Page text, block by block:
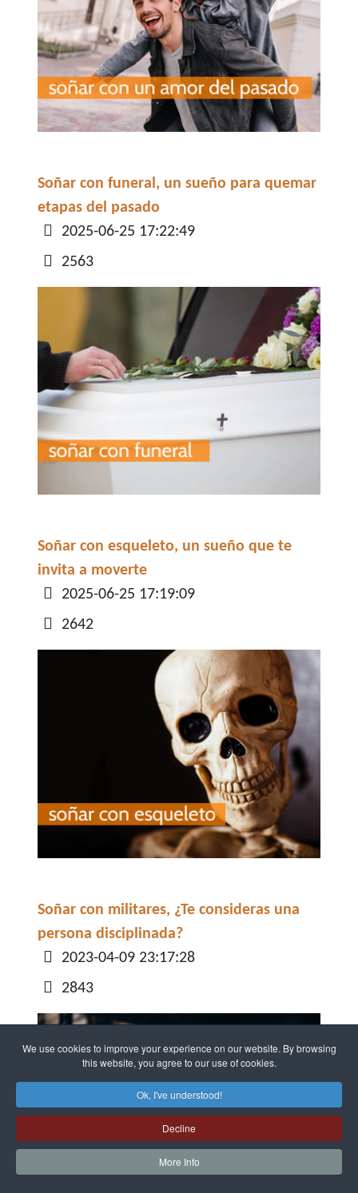
We use cookies to improve your experience on our website. By browsing
this website, you agree to our use of cookies.
Ok, I've understood!
Decline
More Info
Soñar con funeral, un sueño para quemar
etapas del pasado
Detalles
2025-06-25 17:22:49
2563
Soñar con esqueleto, un sueño que te
invita a moverte
Detalles
2025-06-25 17:19:09
2642
Soñar con militares, ¿Te consideras una
persona disciplinada?
Detalles
2023-04-09 23:17:28
2843